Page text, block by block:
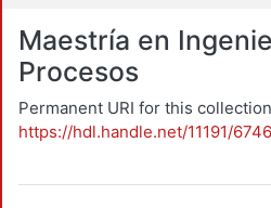
Maestría en
Procesos
Permanent URI for this collection
https://hdl.handle.net/11191/6746